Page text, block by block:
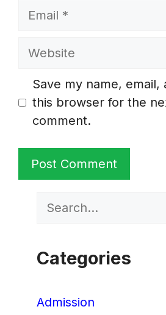
Email
Website
Save my name, email,
this browser for the
comment.
Search
Categories
Admission